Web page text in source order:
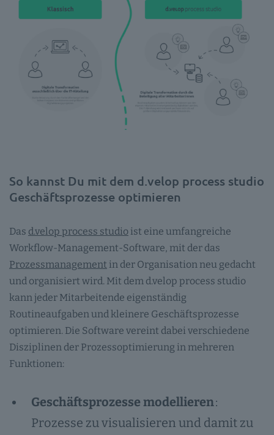
So kannst Du mit dem d.velop process studio
Geschäftsprozesse optimieren
Das d.velop process studio ist eine umfangreiche
Workflow-Management-Software, mit der das
Prozessmanagement in der Organisation neu gedacht
und organisiert wird. Mit dem d.velop process studio
kann jeder Mitarbeitende eigenständig
Routineaufgaben und kleinere Geschäftsprozesse
optimieren. Die Software vereint dabei verschiedene
Disziplinen der Prozessoptimierung in mehreren
Funktionen:
Geschäftsprozesse modellieren:
Prozesse zu visualisieren und damit zu